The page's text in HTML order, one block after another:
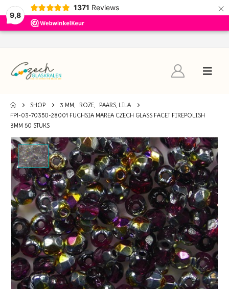
9,8
1371 Reviews ×
SHOP 3 MM, ROZE, PAARS, LILA
FP1-03-70350-28001 FUCHSIA MAREA CZECH GLASS FACET FIREPOLISH
3MM 50 STUKS